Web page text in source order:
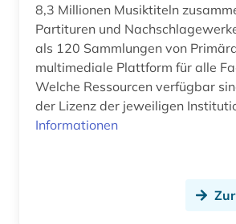
flüchtling (1)
folklore (1)
forschung (3)
8,3 Millionen Musiktiteln
Partituren und
als 120 Sammlungen von
multimediale Plattform für alle
Welche Ressourcen verfügbar
der Lizenz der jeweiligen
Informationen